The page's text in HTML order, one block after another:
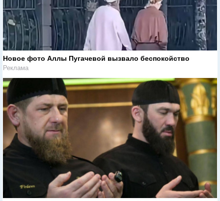
Новое фото Аллы Пугачевой вызвало беспокойство
Реклама